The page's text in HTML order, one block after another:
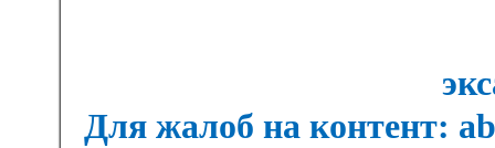
Для жалоб на контент: